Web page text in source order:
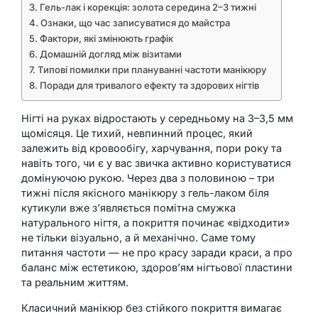
Гель-лак і корекція: золота середина 2–3 тижні
Ознаки, що час записуватися до майстра
Фактори, які змінюють графік
Домашній догляд між візитами
Типові помилки при плануванні частоти манікюру
Поради для тривалого ефекту та здорових нігтів
Нігті на руках відростають у середньому на 3–3,5 мм
щомісяця. Це тихий, невпинний процес, який
залежить від кровообігу, харчування, пори року та
навіть того, чи є у вас звичка активно користуватися
домінуючою рукою. Через два з половиною – три
тижні після якісного манікюру з гель-лаком біля
кутикули вже з’являється помітна смужка
натурального нігтя, а покриття починає «відходити»
не тільки візуально, а й механічно. Саме тому
питання частоти — не про красу заради краси, а про
баланс між естетикою, здоров’ям нігтьової пластини
та реальним життям.
Класичний манікюр без стійкого покриття вимагає